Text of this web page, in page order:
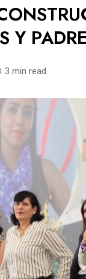
Y
3 min read